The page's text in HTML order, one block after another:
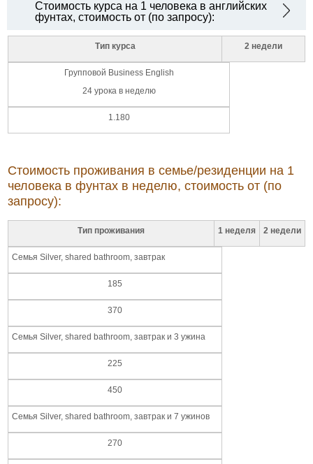
Стоимость курса на 1 человека в английских
фунтах, стоимость от (по запросу):
Тип курса 2 недели
Групповой Business English
24 урока в неделю
1.180
Стоимость проживания в семье/резиденции на 1
человека в фунтах в неделю, стоимость от (по
запросу):
Тип проживания 1 неделя 2 недели
Семья Silver, shared bathroom, завтрак
185
370
Семья Silver, shared bathroom, завтрак и 3 ужина
225
450
Семья Silver, shared bathroom, завтрак и 7 ужинов
270